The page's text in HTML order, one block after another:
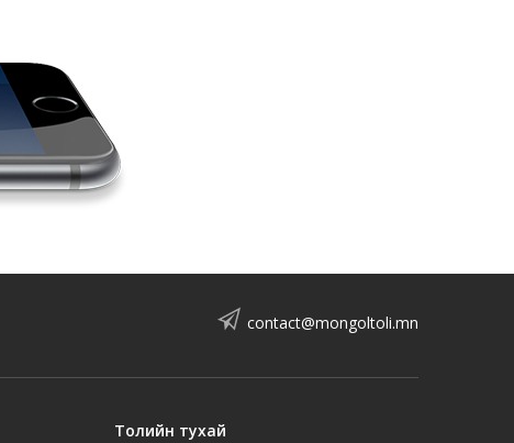
contact@mongoltoli.mn
Толийн тухай